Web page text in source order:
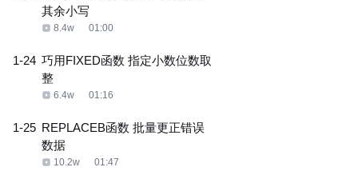
其余小写
8.4w 01:00
1-24 巧用FIXED函数 指定小数位数取
整
6.4w 01:16
1-25 REPLACEB函数 批量更正错误
数据
10.2w 01:47